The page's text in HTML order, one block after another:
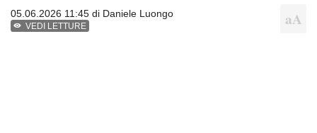
05.06.2026 11:45 di Daniele Luongo
VEDI LETTURE